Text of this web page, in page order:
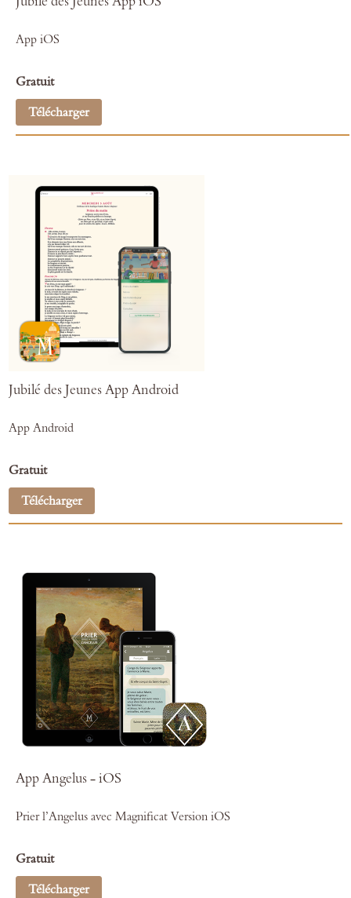
App iOS
Gratuit
Télécharger
Jubilé des Jeunes App Android
App Android
Gratuit
Télécharger
App Angelus - iOS
Prier l’Angelus avec Magnificat Version iOS
Gratuit
Télécharger